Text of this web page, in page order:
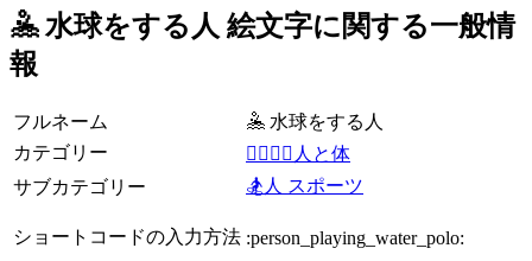
🤽 水球をする人 絵文字に関する一般情
報
フルネーム
🤽 水球をする人
カテゴリー
👩‍❤️‍💋‍👨人と体
サブカテゴリー
🏂人 スポーツ
ショートコードの入力方法 :person_playing_water_polo: